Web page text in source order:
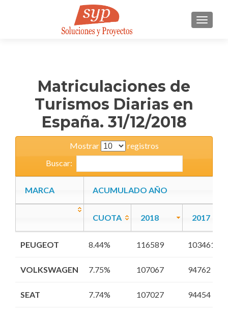
Matriculaciones de
Turismos Diarias en
España. 31/12/2018
Mostrar
registros
Buscar:
MARCA ACUMULADO AÑO
CUOTA 2018 2017
MARCA ACUMULADO AÑO
CUOTA 2018 2017
PEUGEOT 8.44% 116589 103461
VOLKSWAGEN 7.75% 107067 94762
SEAT 7.74% 107027 94454
MARCA
PEUGEOT
VOLKSWAGEN
SEAT